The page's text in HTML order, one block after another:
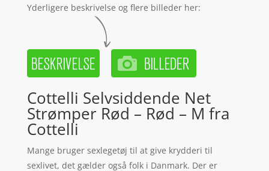
Yderligere beskrivelse og flere billeder her:
Cottelli Selvsiddende Net
Strømper Rød – Rød – M fra
Cottelli
Mange bruger sexlegetøj til at give krydderi til
sexlivet, det gælder også folk i Danmark. Der er